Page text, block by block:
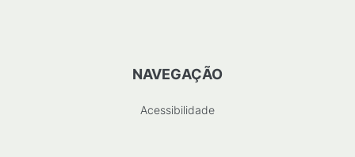
NAVEGAÇÃO
Acessibilidade